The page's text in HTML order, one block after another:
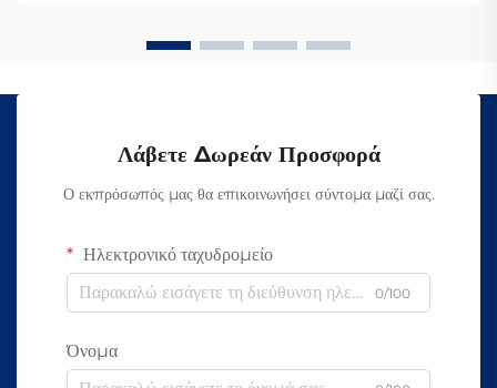
Λάβετε Δωρεάν Προσφορά
Ο εκπρόσωπός μας θα επικοινωνήσει σύντομα μαζί σας.
Ηλεκτρονικό ταχυδρομείο
0/100
Όνομα